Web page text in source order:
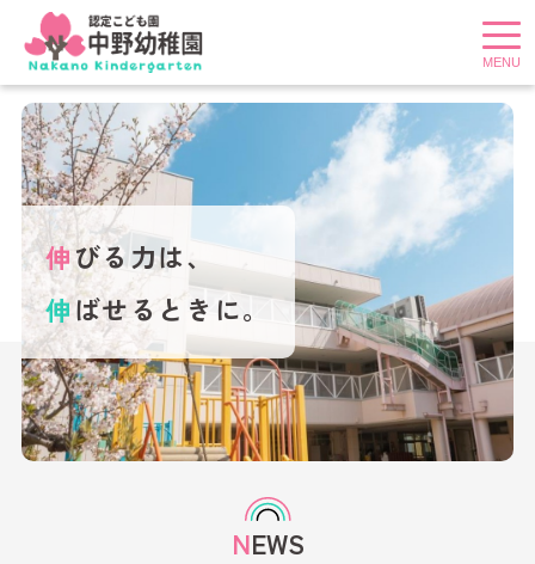
t
o
g
g
l
n
v
o
n
伸びる 力は、
伸ばせる とき に。
NEWS